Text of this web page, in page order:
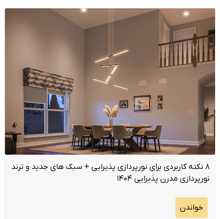
۸ نکته کاربردی برای نورپردازی پذیرایی + سبک های جدید و ترند
نورپردازی مدرن پذیرایی ۱۴۰۴
خواندن